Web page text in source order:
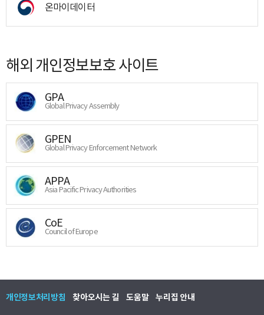
온마이데이터
해외 개인정보보호 사이트
GPA
Global Privacy Assembly
GPEN
Global Privacy Enforcement Network
APPA
Asia Pacific Privacy Authorities
CoE
Council of Europe
개인정보처리방침 찾아오시는 길 도움말 누리집 안내